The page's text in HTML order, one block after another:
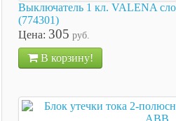
Выключатель 1 кл. VALENA
(774301)
Цена: 305 руб.
В корзину!